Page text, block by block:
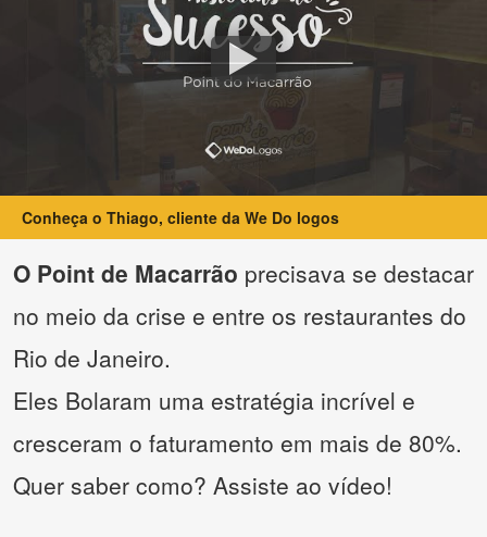
Conheça o Thiago, cliente da We Do logos
O Point de Macarrão precisava se destacar
no meio da crise e entre os restaurantes do
Rio de Janeiro.
Eles Bolaram uma estratégia incrível e
cresceram o faturamento em mais de 80%.
Quer saber como? Assiste ao vídeo!